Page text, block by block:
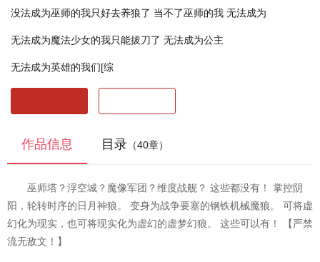
没法成为巫师的我只好去养狼了 当不了巫师的我 无法成为
无法成为魔法少女的我只能拔刀了 无法成为公主
无法成为英雄的我们[综
作品信息 目录 （40章）
巫师塔？浮空城？魔像军团？维度战舰？ 这些都没有！ 掌控阴
阳，轮转时序的日月神狼。 变身为战争要塞的钢铁机械魔狼。 可将虚
幻化为现实，也可将现实化为虚幻的虚梦幻狼。 这些可以有！ 【严禁
流无敌文！】